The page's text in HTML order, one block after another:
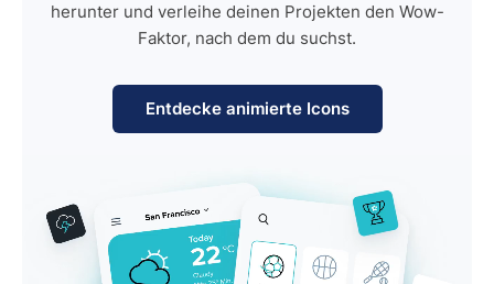
herunter und verleihe deinen Projekten den Wow-
Faktor, nach dem du suchst.
Entdecke animierte Icons